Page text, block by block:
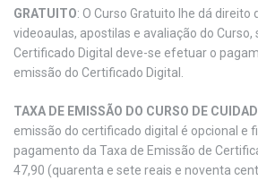
GRATUITO: O Curso Gratuito lhe dá direito
videoaulas, apostilas e avaliação do Curso,
Certificado Digital deve-se efetuar o
emissão do Certificado Digital.
TAXA DE EMISSÃO DO CURSO DE
emissão do certificado digital é opcional e
pagamento da Taxa de Emissão de
47,90 (quarenta e sete reais e noventa